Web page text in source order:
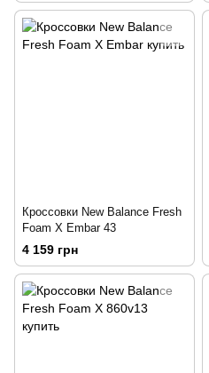
Кроссовки New Balance Fresh
Foam X Embar 43
4 159 грн